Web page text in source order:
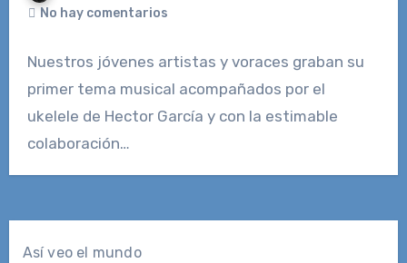
No hay comentarios
Nuestros jóvenes artistas y voraces graban su
primer tema musical acompañados por el
ukelele de Hector García y con la estimable
colaboración…
Así veo el mundo